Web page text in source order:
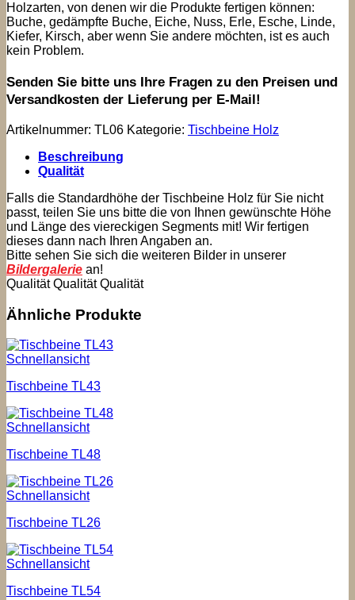
Holzarten, von denen wir die Produkte fertigen können:
Buche, gedämpfte Buche, Eiche, Nuss, Erle, Esche, Linde,
Kiefer, Kirsch, aber wenn Sie andere möchten, ist es auch
kein Problem.
Senden Sie bitte uns Ihre Fragen zu den Preisen und
Versandkosten der Lieferung per E-Mail!
Artikelnummer: TL06 Kategorie: Tischbeine Holz
Beschreibung
Qualität
Falls die Standardhöhe der Tischbeine Holz für Sie nicht
passt, teilen Sie uns bitte die von Ihnen gewünschte Höhe
und Länge des viereckigen Segments mit! Wir fertigen
dieses dann nach Ihren Angaben an.
Bitte sehen Sie sich die weiteren Bilder in unserer
Bildergalerie an!
Qualität Qualität Qualität
Ähnliche Produkte
Schnellansicht
Tischbeine TL43
Schnellansicht
Tischbeine TL48
Schnellansicht
Tischbeine TL26
Schnellansicht
Tischbeine TL54